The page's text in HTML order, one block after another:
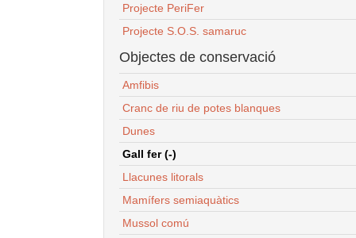
Projecte PeriFer
Projecte S.O.S. samaruc
Objectes de conservació
Amfibis
Cranc de riu de potes blanques
Dunes
Gall fer (-)
Llacunes litorals
Mamífers semiaquàtics
Mussol comú